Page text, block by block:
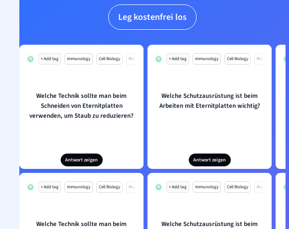
Leg kostenfrei los
+ Add tag Immunology Cell Biology Mo
Welche Technik sollte man beim
Schneiden von Eternitplatten
verwenden, um Staub zu reduzieren?
Antwort zeigen
+ Add tag Immunology Cell Biology Mo
Welche Schutzausrüstung ist beim
Arbeiten mit Eternitplatten wichtig?
Antwort zeigen
+ Add tag Immunology Cell Biology Mo
Welche Technik sollte man beim
+ Add tag Immunology Cell Biology Mo
Welche Schutzausrüstung ist beim